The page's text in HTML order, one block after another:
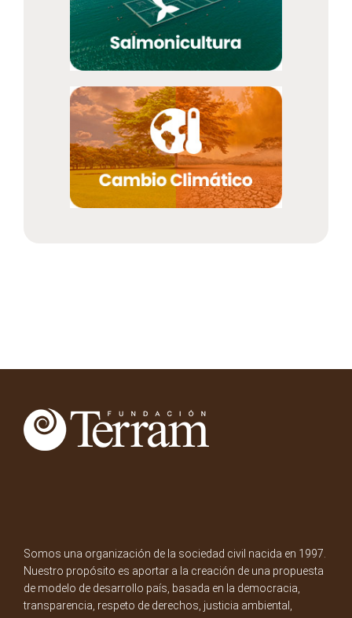
Somos una organización de la sociedad civil nacida en 1997.
Nuestro propósito es aportar a la creación de una propuesta
de modelo de desarrollo país, basada en la democracia,
transparencia, respeto de derechos, justicia ambiental,